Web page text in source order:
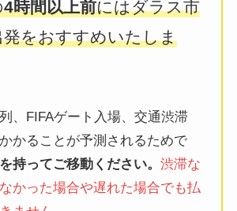
4時間以上前にはダラス市
をおすすめいたしま
、FIFAゲート入場、交通渋滞
かることが予測されるためで
持ってご移動ください。渋滞な
かった場合や遅れた場合でも払